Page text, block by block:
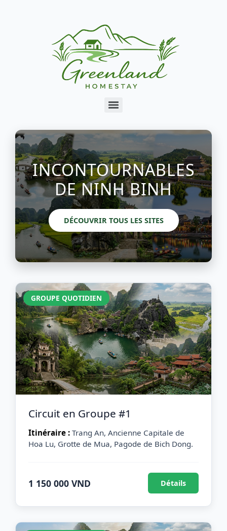
INCONTOURNABLES
DE NINH BINH
DÉCOUVRIR TOUS LES SITES
GROUPE QUOTIDIEN
Circuit en Groupe #1
Itinéraire : Trang An, Ancienne Capitale de
Hoa Lu, Grotte de Mua, Pagode de Bich Dong.
1 150 000 VND Détails